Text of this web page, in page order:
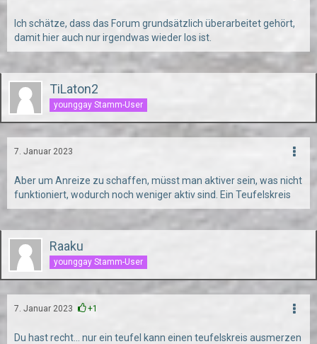
Ich schätze, dass das Forum grundsätzlich überarbeitet gehört,
damit hier auch nur irgendwas wieder los ist.
TiLaton2
younggay Stamm-User
7. Januar 2023
Aber um Anreize zu schaffen, müsst man aktiver sein, was nicht
funktioniert, wodurch noch weniger aktiv sind. Ein Teufelskreis
Raaku
younggay Stamm-User
7. Januar 2023 +1
Du hast recht... nur ein teufel kann einen teufelskreis ausmerzen